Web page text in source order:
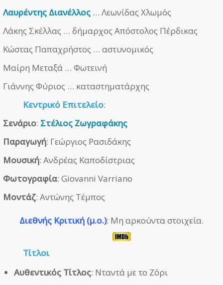
Λαυρέντης Διανέλλος … Λεωνίδας Χλωμός
Λάκης Σκέλλας … δήμαρχος Απόστολος Πέρδικας
Κώστας Παπαχρήστος … αστυνομικός
Μαίρη Μεταξά … Φωτεινή
Γιάννης Φύριος … καταστηματάρχης
Κεντρικό Επιτελείο:
Σενάριο: Στέλιος Ζωγραφάκης
Παραγωγή: Γεώργιος Ρασιδάκης
Μουσική: Ανδρέας Καποδίστριας
Φωτογραφία: Giovanni Varriano
Μοντάζ: Αντώνης Τέμπος
Διεθνής Κριτική (μ.ο.): Μη αρκούντα στοιχεία.
Τίτλοι
Αυθεντικός Τίτλος: Νταντά με το Ζόρι